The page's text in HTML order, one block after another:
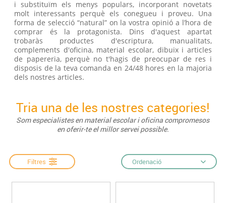
i substituïm els menys populars, incorporant novetats
molt interessants perquè els conegueu i proveu. Una
forma de selecció “natural” on la vostra opinió a l’hora de
comprar és la protagonista. Dins d'aquest apartat
trobaràs productes d'escriptura, manualitats,
complements d'oficina, material escolar, dibuix i articles
de papereria, perquè no t'hagis de preocupar de res i
disposis de la teva comanda en 24/48 hores en la majoria
dels nostres articles.
Tria una de les nostres categories!
Som especialistes en material escolar i oficina compromesos
en oferir-te el millor servei possible.
Filtres Ordenació